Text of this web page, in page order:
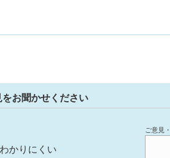
お聞かせください
かりにくい
ご意見